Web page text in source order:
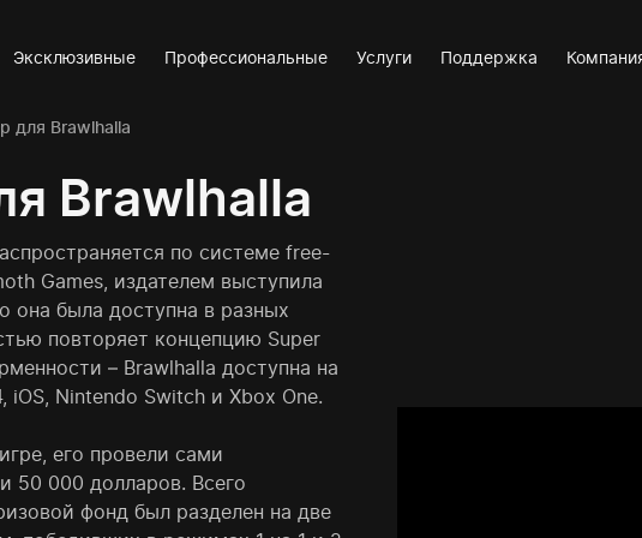
Эксклюзивные Профессиональные Услуги Поддержка
для Brawlhalla
Brawlhalla
по системе free-
Games, издателем выступила
она была доступна в разных
повторяет концепцию Super
– Brawlhalla доступна на
iOS, Nintendo Switch и Xbox One.
его провели сами
50 000 долларов. Всего
фонд был разделен на две